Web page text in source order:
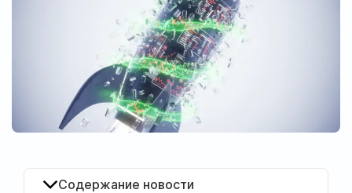
Содержание новости